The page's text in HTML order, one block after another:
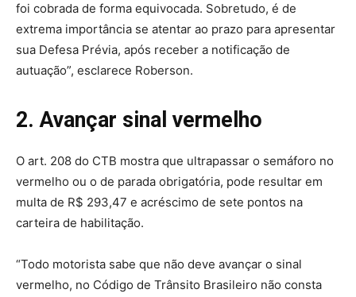
foi cobrada de forma equivocada. Sobretudo, é de
extrema importância se atentar ao prazo para apresentar
sua Defesa Prévia, após receber a notificação de
autuação”, esclarece Roberson.
2. Avançar sinal vermelho
O art. 208 do CTB mostra que ultrapassar o semáforo no
vermelho ou o de parada obrigatória, pode resultar em
multa de R$ 293,47 e acréscimo de sete pontos na
carteira de habilitação.
“Todo motorista sabe que não deve avançar o sinal
vermelho, no Código de Trânsito Brasileiro não consta